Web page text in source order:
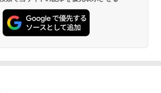
PYKES PEAK (パイクスピーク) 着替えテン
ト プライバシー テント 【中が透けない】 1
人用 折りたたみ 防災グッズ 災害用トイレ ビ
ーチ ピクニック ポップアップテント 携帯 簡
-08EX カーキ ソロキャンプ ポリエステル フ
レーム テント
￥14,800